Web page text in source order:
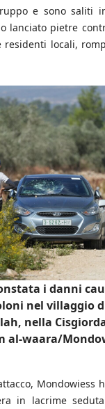
e sono saliti
lanciato pietre
locali,
i danni
nel villaggio
nella
al-waara/
Mondowiess
in lacrime